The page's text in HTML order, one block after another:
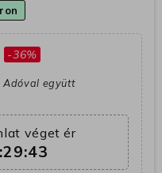
-36%
Adóval együtt
véget ér